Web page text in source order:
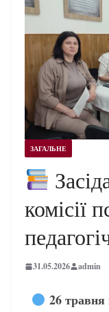
ЗАГАЛЬНЕ
комісії
31.05.2026 admin
26 травня